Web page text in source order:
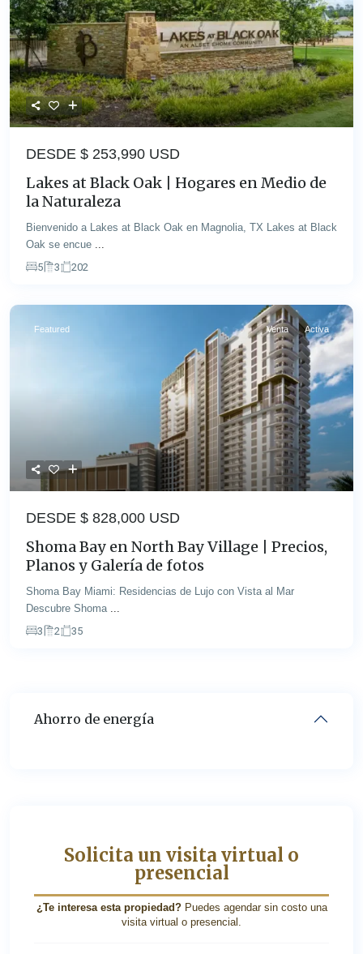
DESDE $ 253,990 USD
Lakes at Black Oak | Hogares en Medio de
la Naturaleza
Bienvenido a Lakes at Black Oak en Magnolia, TX Lakes at Black
Oak se encue ...
5
3 202
Featured Venta Activa
DESDE $ 828,000 USD
Shoma Bay en North Bay Village | Precios,
Planos y Galería de fotos
Shoma Bay Miami: Residencias de Lujo con Vista al Mar
Descubre Shoma ...
3
2 35
Ahorro de energía
Solicita un visita virtual o
presencial
¿Te interesa esta propiedad?Puedes agendar sin costo una
visita virtual o presencial.